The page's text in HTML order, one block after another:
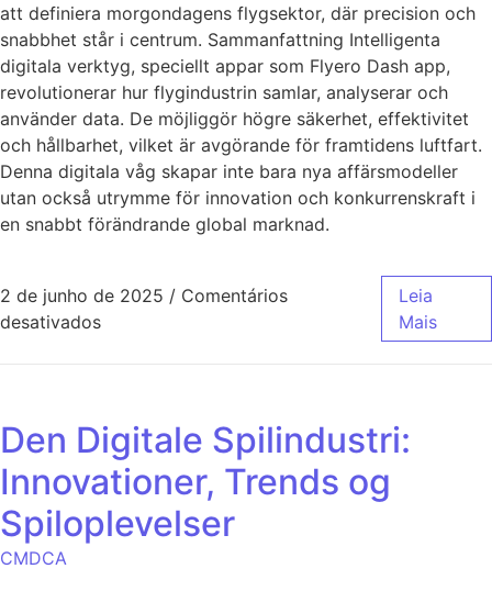
att definiera morgondagens flygsektor, där precision och
snabbhet står i centrum. Sammanfattning Intelligenta
digitala verktyg, speciellt appar som Flyero Dash app,
revolutionerar hur flygindustrin samlar, analyserar och
använder data. De möjliggör högre säkerhet, effektivitet
och hållbarhet, vilket är avgörande för framtidens luftfart.
Denna digitala våg skapar inte bara nya affärsmodeller
utan också utrymme för innovation och konkurrenskraft i
en snabbt förändrande global marknad.
2 de junho de 2025 / Comentários
desativados
Leia
Mais
Den Digitale Spilindustri:
Innovationer, Trends og
Spiloplevelser
CMDCA